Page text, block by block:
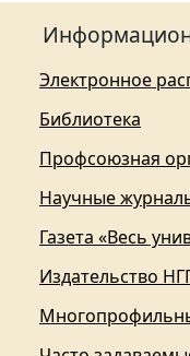
Электронное
Библиотека
Профсоюзная
Научные
Газета «Весь
Издательство